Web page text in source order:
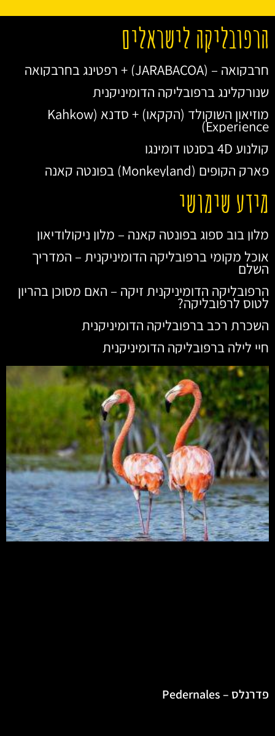
הרפובליקה לישראלים
חרבקואה – (JARABACOA) + רפטינג בחרבקואה
שנורקלינג ברפובליקה הדומיניקנית
מוזיאון השוקולד (הקקאו) + סדנא (Kahkow
Experience)
קולנוע 4D בסנטו דומינגו
פארק הקופים (Monkeyland) בפונטה קאנה
מידע שימושי
מלון בוב ספוג בפונטה קאנה – מלון ניקולודיאון
אוכל מקומי ברפובליקה הדומיניקנית – המדריך
השלם
הרפובליקה הדומיניקנית זיקה – האם מסוכן בהריון
לטוס לרפובליקה?
השכרת רכב ברפובליקה הדומיניקנית
חיי לילה ברפובליקה הדומיניקנית
פדרנלס – Pedernales